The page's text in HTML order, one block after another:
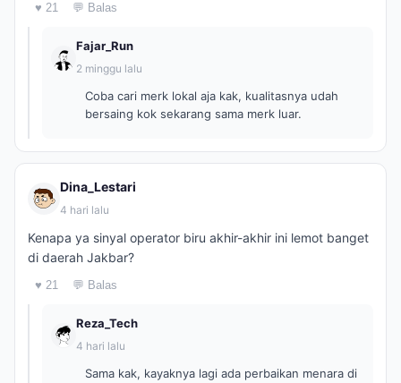
♥ 21 💬 Balas
Fajar_Run
2 minggu lalu
Coba cari merk lokal aja kak, kualitasnya udah
bersaing kok sekarang sama merk luar.
Dina_Lestari
4 hari lalu
Kenapa ya sinyal operator biru akhir-akhir ini lemot banget
di daerah Jakbar?
♥ 21 💬 Balas
Reza_Tech
4 hari lalu
Sama kak, kayaknya lagi ada perbaikan menara di